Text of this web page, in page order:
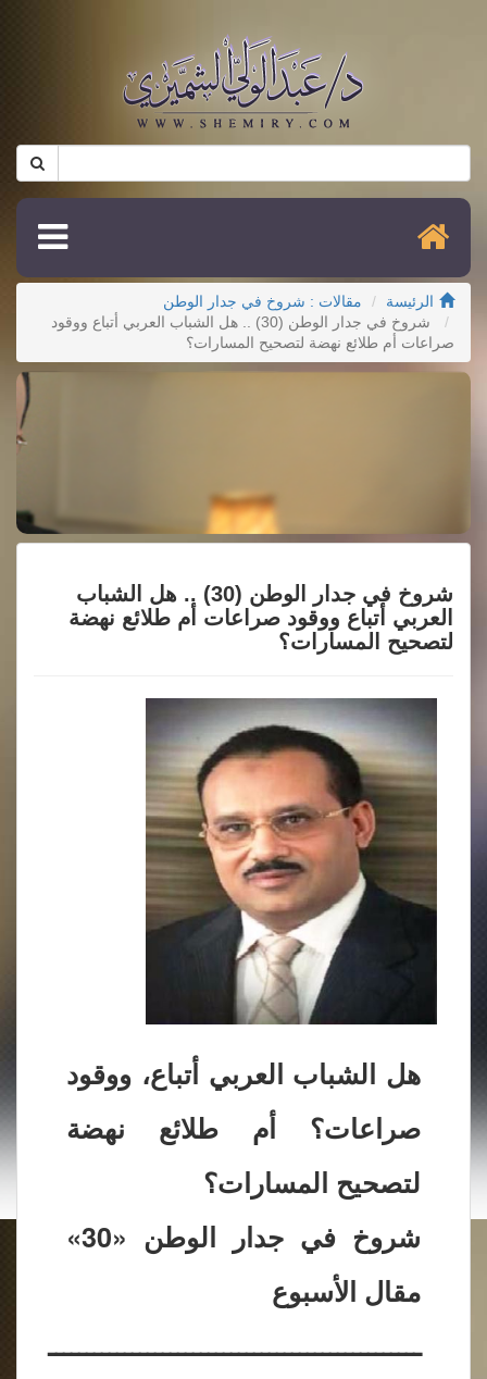
الرئيسة
مقالات : شروخ في جدار الوطن
شروخ في جدار الوطن (30) .. هل الشباب العربي أتباع ووقود
صراعات أم طلائع نهضة لتصحيح المسارات؟
شروخ في جدار الوطن (30) .. هل الشباب
العربي أتباع ووقود صراعات أم طلائع نهضة
لتصحيح المسارات؟
هل الشباب العربي أتباع، ووقود
صراعات؟ أم طلائع نهضة
لتصحيح المسارات؟
شروخ في جدار الوطن «30»
مقال الأسبوع
ـــــــــــــــــــــــــــــــــــــــــــــــــ